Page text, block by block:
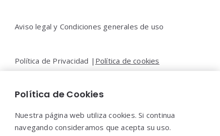
Aviso legal y Condiciones generales de uso
Política de Privacidad | Política de cookies
Contacto |Moya&Emery
Política de Cookies
Nuestra página web utiliza cookies. Si continua
navegando consideramos que acepta su uso.